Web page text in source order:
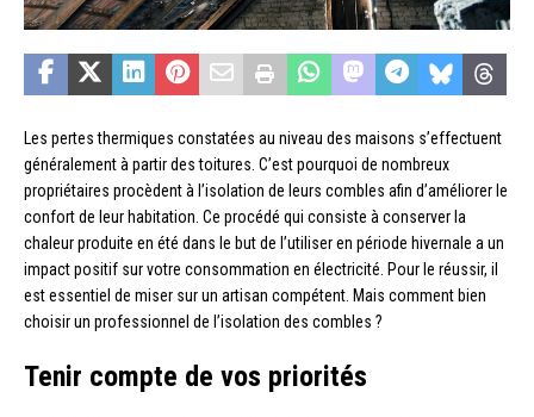
Les pertes thermiques constatées au niveau des maisons s’effectuent
généralement à partir des toitures. C’est pourquoi de nombreux
propriétaires procèdent à l’isolation de leurs combles afin d’améliorer le
confort de leur habitation. Ce procédé qui consiste à conserver la
chaleur produite en été dans le but de l’utiliser en période hivernale a un
impact positif sur votre consommation en électricité. Pour le réussir, il
est essentiel de miser sur un artisan compétent. Mais comment bien
choisir un professionnel de l’isolation des combles ?
Tenir compte de vos priorités